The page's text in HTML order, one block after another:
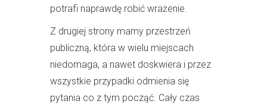
potrafi naprawdę robić wrażenie.
Z drugiej strony mamy przestrzeń
publiczną, która w wielu miejscach
niedomaga, a nawet doskwiera i przez
wszystkie przypadki odmienia się
pytania co z tym począć. Cały czas